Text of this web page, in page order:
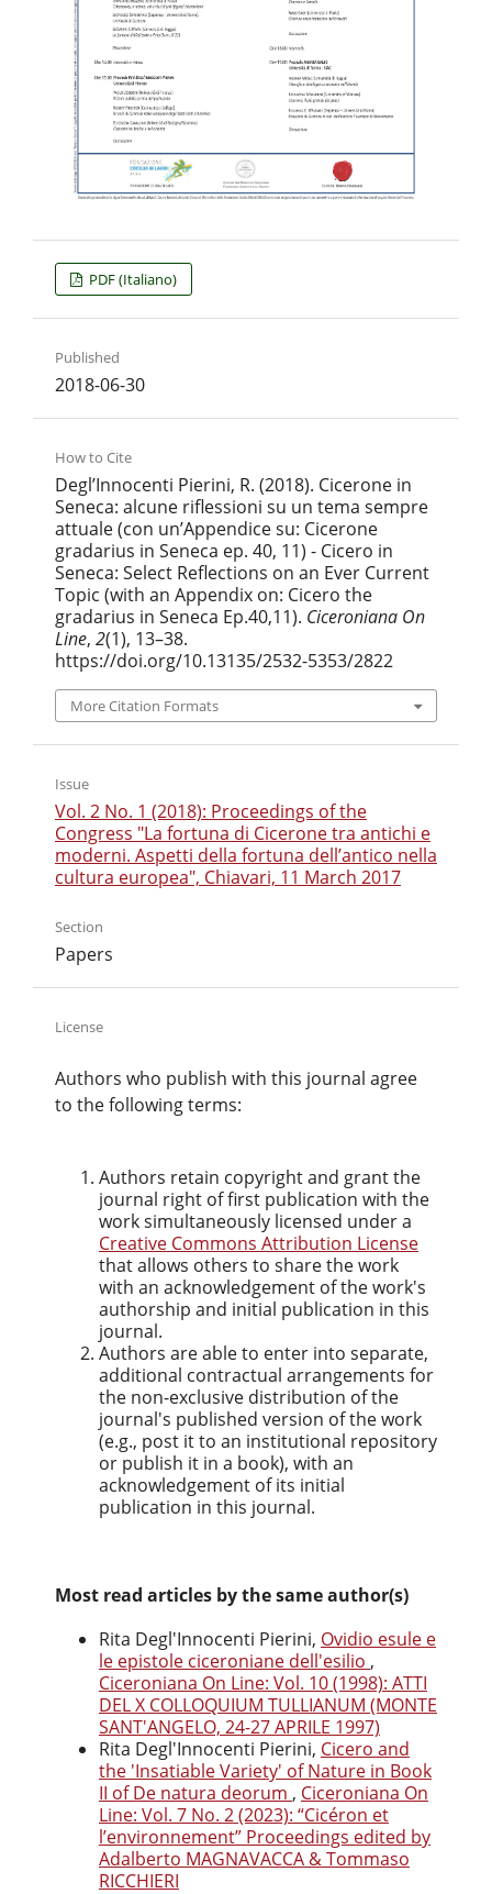
PDF (Italiano)
Published
2018-06-30
How to Cite
Degl’Innocenti Pierini, R. (2018). Cicerone in
Seneca: alcune riflessioni su un tema sempre
attuale (con un’Appendice su: Cicerone
gradarius in Seneca ep. 40, 11) - Cicero in
Seneca: Select Reflections on an Ever Current
Topic (with an Appendix on: Cicero the
gradarius in Seneca Ep.40,11). Ciceroniana On
Line, 2(1), 13–38.
https://doi.org/10.13135/2532-5353/2822
More Citation Formats
Issue
Vol. 2 No. 1 (2018): Proceedings of the
Congress "La fortuna di Cicerone tra antichi e
moderni. Aspetti della fortuna dell’antico nella
cultura europea", Chiavari, 11 March 2017
Section
Papers
License
Authors who publish with this journal agree
to the following terms:
Authors retain copyright and grant the
journal right of first publication with the
work simultaneously licensed under a
Creative Commons Attribution License
that allows others to share the work
with an acknowledgement of the work's
authorship and initial publication in this
journal.
Authors are able to enter into separate,
additional contractual arrangements for
the non-exclusive distribution of the
journal's published version of the work
(e.g., post it to an institutional repository
or publish it in a book), with an
acknowledgement of its initial
publication in this journal.
Most read articles by the same author(s)
Rita Degl'Innocenti Pierini, Ovidio esule e
le epistole ciceroniane dell'esilio ,
Ciceroniana On Line: Vol. 10 (1998): ATTI
DEL X COLLOQUIUM TULLIANUM (MONTE
SANT'ANGELO, 24-27 APRILE 1997)
Rita Degl'Innocenti Pierini, Cicero and
the 'Insatiable Variety' of Nature in Book
II of De natura deorum , Ciceroniana On
Line: Vol. 7 No. 2 (2023): “Cicéron et
l’environnement” Proceedings edited by
Adalberto MAGNAVACCA & Tommaso
RICCHIERI